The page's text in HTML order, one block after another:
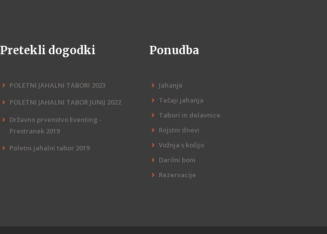
Pretekli dogodki
POLETNI JAHALNI TABORI 2023
POLETNI JAHALNI TABOR JUNIJ 2022
Državno prvenstvo Eventing -
Prestranek 2019
Poletni jahalni tabor 2019
Ponudba
Jahanje
Tečaji jahanja
Tabori in delavnice
Rojstni dnevi
Vožnja s kočijo
Darilni boni
Rezervacije